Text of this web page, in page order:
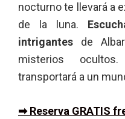
nocturno te llevará a
de la luna.
intrigantes de
misterios
transportará a un
➡ Reserva GRATIS